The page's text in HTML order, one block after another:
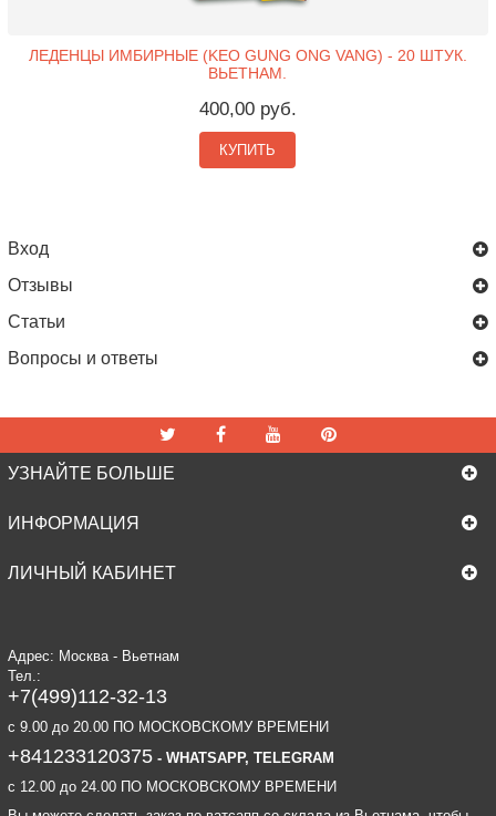
ЛЕДЕНЦЫ ИМБИРНЫЕ (KEO GUNG ONG VANG) - 20 ШТУК.
ВЬЕТНАМ.
400,00 руб.
КУПИТЬ
Вход
Отзывы
Статьи
Вопросы и ответы
УЗНАЙТЕ БОЛЬШЕ
ИНФОРМАЦИЯ
ЛИЧНЫЙ КАБИНЕТ
Адрес: Москва - Вьетнам
Тел.:
+7(499)112-32-13
c 9.00 до 20.00 ПО МОСКОВСКОМУ ВРЕМЕНИ
+841233120375- WHATSAPP, TELEGRAM
c 12.00 до 24.00 ПО МОСКОВСКОМУ ВРЕМЕНИ